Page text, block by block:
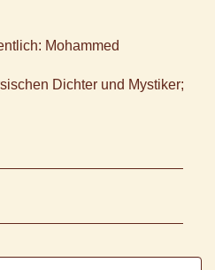
Mohammed
Dichter und Mystiker;